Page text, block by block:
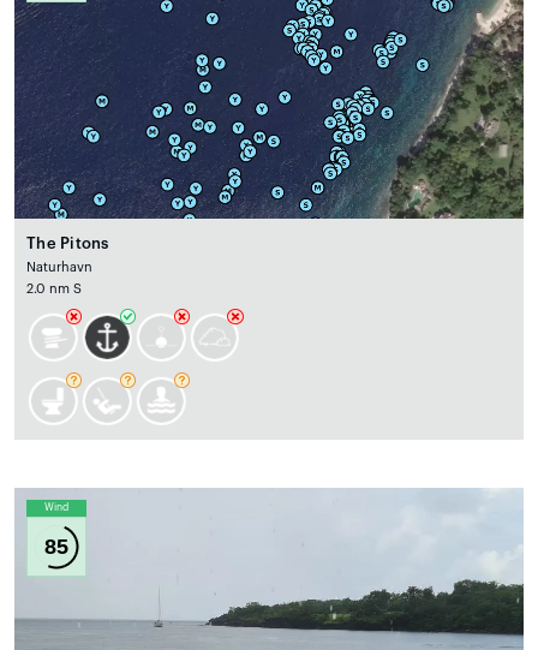
The Pitons
Naturhavn
2.0 nm S
Wind
85